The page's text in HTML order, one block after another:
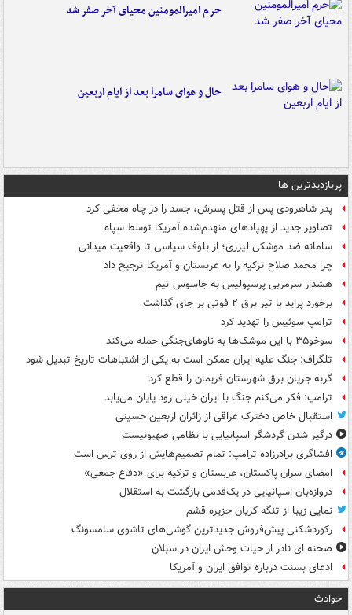
حرم امیرالمومنین محیای آخر صفر شد
حال و هوای سامرا بعد از ایام اربعین
پربازدیدترین ها
پدر شاهرودی پس از قتل پسرش، جسد را در چاه مخفی کرد
تصاویر جدید از پهپادهای منهدم‌شده آمریکا توسط سپاه
سامانه ضد موشکی لیزری؛ از بلوف سیاسی تا واقعیت میدانی
چرا محمد صلاح ترکیه را به عربستان و آمریکا ترجیح داد
هشدار سرمربی پرسپولیس به جاسوس تیم
برخورد پراید با تیر برق ۲ فوتی بر جای گذاشت
ترامپ سوئیس را تهدید کرد
سوخو۳۵ با این موشک‌ها به ناوهای‌جنگی حمله می‌کند
تلگراف: جنگ علیه ایران ممکن است به یکی از اشتباهات تاریخ تبدیل شود
گربه جریان برق شهرستان فریمان را قطع کرد
ترامپ: فکر می‌کنم جنگ با ایران خیلی زود پایان می‌یابد
استقبال خاص دخترک عراقی از زائران اربعین حسینی
درگیر شدن گردشگر اسپانیایی با نظامی صهیونیست
افشاگری برادرزاده ترامپ: تمام تصمیم‌هایش از روی ترس است
امضای سران پاکستان، عربستان و ترکیه برای «دفاع جمعی»
دروازه‌بان اسپانیایی در یک‌قدمی بازگشت به استقلال
نمایی زیبا از تنگه کریان جزیره قشم
رکوردشکنی پیش‌فروش جدیدترین گوشی‌های تاشوی سامسونگ
صحنه ای نادر از حیات وحش ایران در سبلان
ادعای بسنت درباره توافق ایران و آمریکا
حوادث